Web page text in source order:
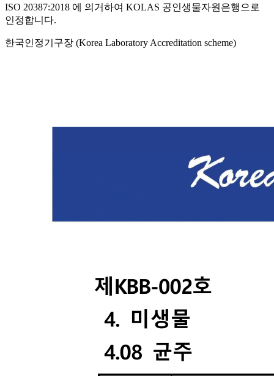
ISO 20387:2018 에 의거하여 KOLAS 공인생물자원은행으로
인정합니다.
한국인정기구장 (Korea Laboratory Accreditation scheme)